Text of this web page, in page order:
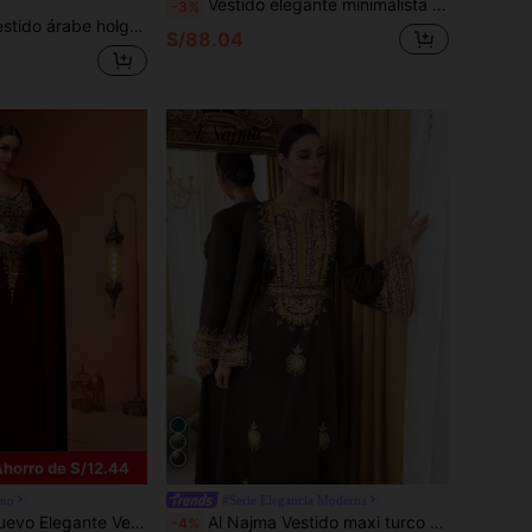
para mujer con pequeño cuello alto
-3% Vestido elegante minimalista de unicolor con cintura ceñida y manga larga para mujer, otoño
S/88.04
de S/12.44
Mujer con Lentejuelas & Lentejuelas, Encaje Floral Patchwork Elástico con Abertura Alta, Por Favor Verifique la Tabla de Tallas al Hacer el Pedido) Primavera Otoño -4% Al Najma Vestido maxi turco y abaya tradicional árabe para mujer